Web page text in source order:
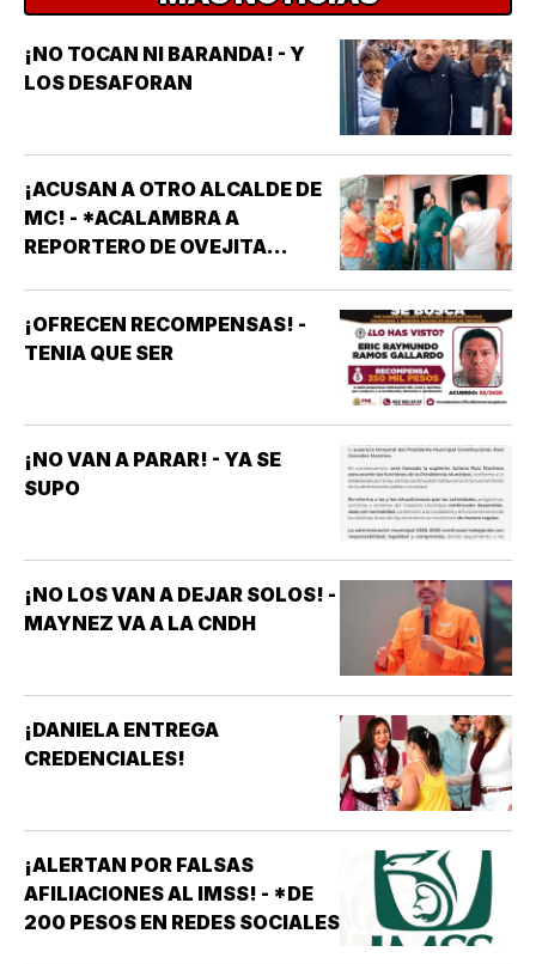
¡NO TOCAN NI BARANDA! - Y
LOS DESAFORAN
¡ACUSAN A OTRO ALCALDE DE
MC! - *ACALAMBRA A
REPORTERO DE OVEJITA
¡OFRECEN RECOMPENSAS! -
TENIA QUE SER
¡NO VAN A PARAR! - YA SE
SUPO
¡NO LOS VAN A DEJAR SOLOS! -
MAYNEZ VA A LA CNDH
¡DANIELA ENTREGA
CREDENCIALES!
¡ALERTAN POR FALSAS
AFILIACIONES AL IMSS! - *DE
200 PESOS EN REDES SOCIALES